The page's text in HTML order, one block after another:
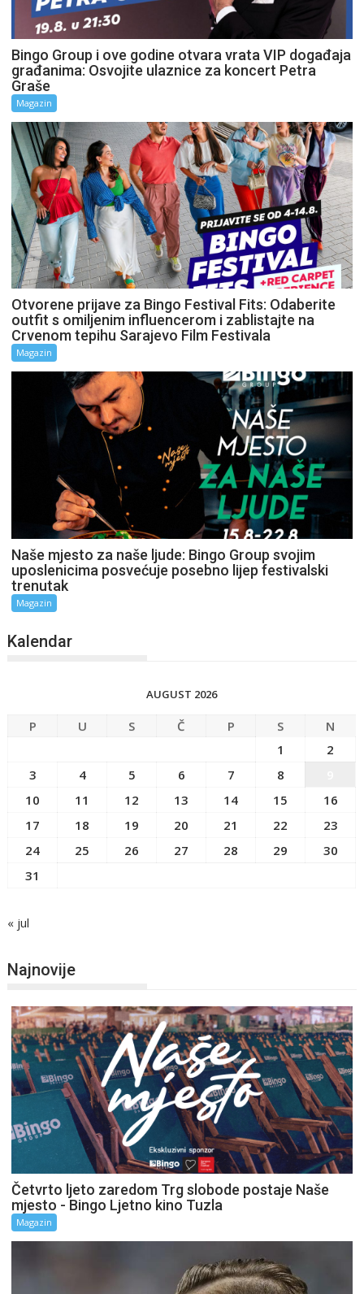
Bingo Group i ove godine otvara vrata VIP događaja
građanima: Osvojite ulaznice za koncert Petra
Graše
Magazin
Otvorene prijave za Bingo Festival Fits: Odaberite
outfit s omiljenim influencerom i zablistajte na
Crvenom tepihu Sarajevo Film Festivala
Magazin
Naše mjesto za naše ljude: Bingo Group svojim
uposlenicima posvećuje posebno lijep festivalski
trenutak
Magazin
Kalendar
AUGUST 2026
P U S Č P S
N
1
2
3
4 5 6 7 8
10
11 12 13 14 15
16
17
18 19 20 21 22
23
24
25 26 27 28 29
30
31
« jul
Najnovije
Četvrto ljeto zaredom Trg slobode postaje Naše
mjesto - Bingo Ljetno kino Tuzla
Magazin